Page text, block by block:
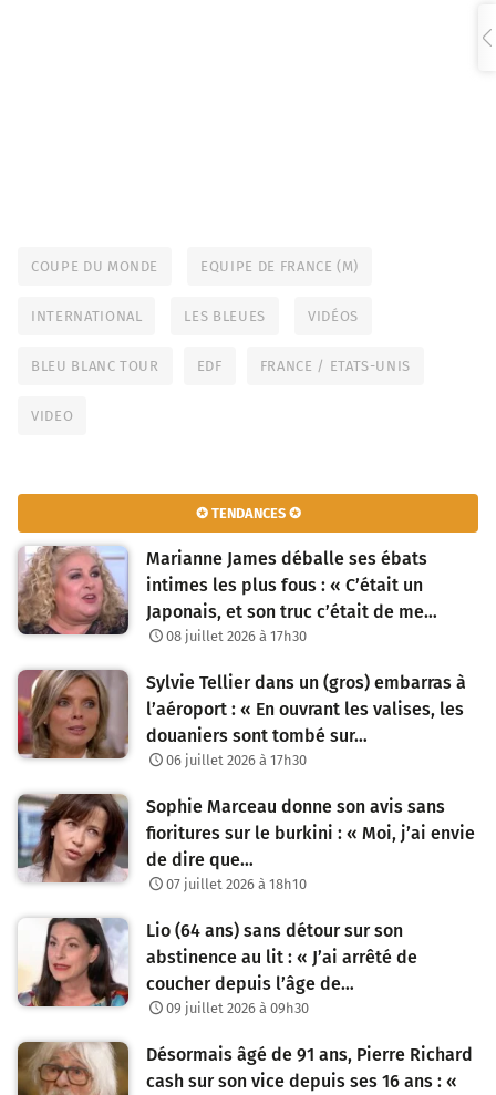
COUPE DU MONDE EQUIPE DE FRANCE (M)
INTERNATIONAL LES BLEUES VIDÉOS
BLEU BLANC TOUR EDF FRANCE / ETATS-UNIS
VIDEO
✪ TENDANCES ✪
Marianne James déballe ses ébats
intimes les plus fous : « C’était un
Japonais, et son truc c’était de me…
08 juillet 2026 à 17h30
Sylvie Tellier dans un (gros) embarras à
l’aéroport : « En ouvrant les valises, les
douaniers sont tombé sur…
06 juillet 2026 à 17h30
Sophie Marceau donne son avis sans
fioritures sur le burkini : « Moi, j’ai envie
de dire que…
07 juillet 2026 à 18h10
Lio (64 ans) sans détour sur son
abstinence au lit : « J’ai arrêté de
coucher depuis l’âge de…
09 juillet 2026 à 09h30
Désormais âgé de 91 ans, Pierre Richard
cash sur son vice depuis ses 16 ans : «